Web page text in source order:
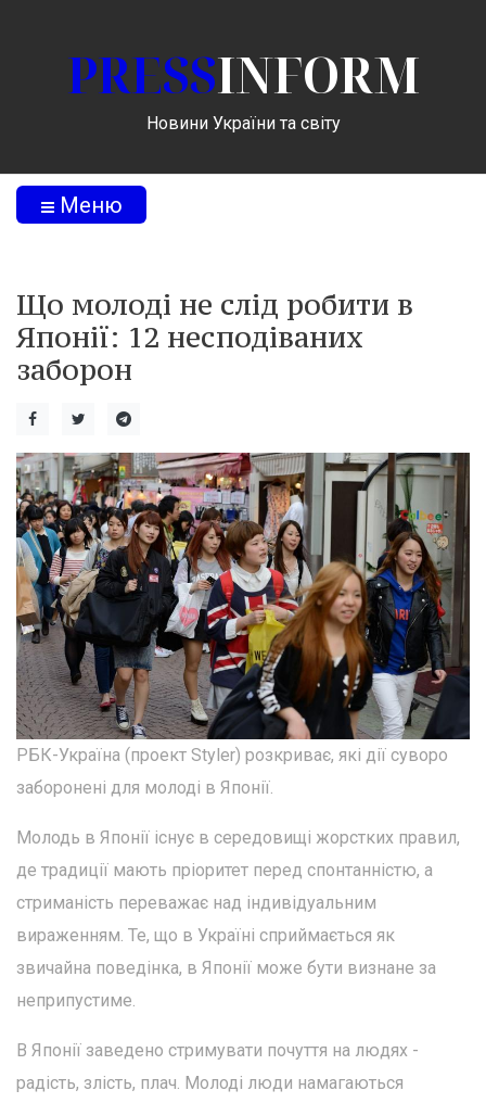
PRESSINFORM
Новини України та світу
Меню
Що молоді не слід робити в
Японії: 12 несподіваних
заборон
РБК-Україна (проект Styler) розкриває, які дії суворо
заборонені для молоді в Японії.
Молодь в Японії існує в середовищі жорстких правил,
де традиції мають пріоритет перед спонтанністю, а
стриманість переважає над індивідуальним
вираженням. Те, що в Україні сприймається як
звичайна поведінка, в Японії може бути визнане за
неприпустиме.
В Японії заведено стримувати почуття на людях -
радість, злість, плач. Молоді люди намагаються